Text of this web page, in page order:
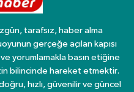
tarafsız, haber alma
gerçeğe açılan kapısı
yorumlamakla basın etiğine
bilincinde hareket etmektir.
hızlı, güvenilir ve güncel